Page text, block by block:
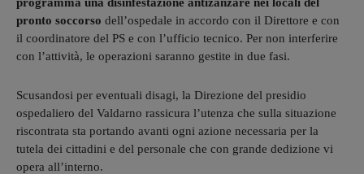
pronto soccorso dell’ospedale in accordo con il Direttore e con
il coordinatore del PS e con l’ufficio tecnico. Per non interferire
con l’attività, le operazioni saranno gestite in due fasi.
Scusandosi per eventuali disagi, la Direzione del presidio
ospedaliero del Valdarno rassicura l’utenza che sulla situazione
riscontrata sta portando avanti ogni azione necessaria per la
tutela dei cittadini e del personale che con grande dedizione vi
opera all’interno.